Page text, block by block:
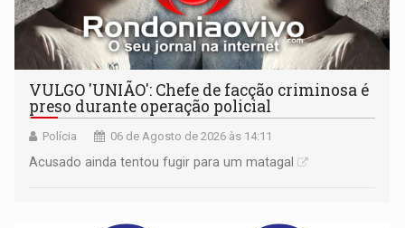
VULGO 'UNIÃO': Chefe de facção criminosa é
preso durante operação policial
Polícia 06 de Agosto de 2026 às 14:11
Acusado ainda tentou fugir para um matagal